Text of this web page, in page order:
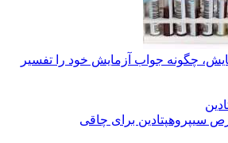
چگونه جواب آزمایش خود را تفسیر
برای چاقی